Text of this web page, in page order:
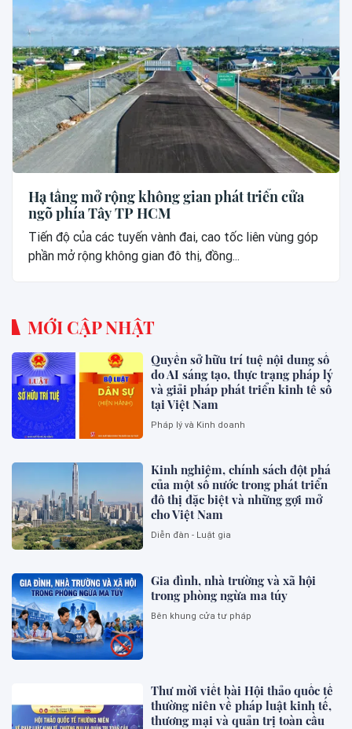
Hạ tầng mở rộng không gian phát triển cửa
ngõ phía Tây TP HCM
Tiến độ của các tuyến vành đai, cao tốc liên vùng góp
phần mở rộng không gian đô thị, đồng...
MỚI CẬP NHẬT
Quyền sở hữu trí tuệ nội dung số
do AI sáng tạo, thực trạng pháp lý
và giải pháp phát triển kinh tế số
tại Việt Nam
Pháp lý và Kinh doanh
Kinh nghiệm, chính sách đột phá
của một số nước trong phát triển
đô thị đặc biệt và những gợi mở
cho Việt Nam
Diễn đàn - Luật gia
Gia đình, nhà trường và xã hội
trong phòng ngừa ma túy
Bên khung cửa tư pháp
Thư mời viết bài Hội thảo quốc tế
thường niên về pháp luật kinh tế,
thương mại và quản trị toàn cầu